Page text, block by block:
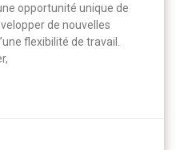
opportunité unique de
de nouvelles
flexibilité de travail.